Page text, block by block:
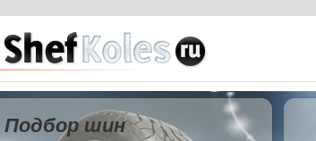
Подбор шин